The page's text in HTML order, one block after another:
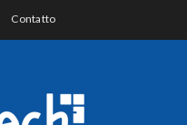
Contatto